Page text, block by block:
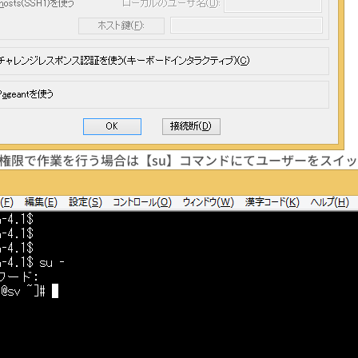
限で作業を行う場合は【su】コマンドにてユーザーをスイ